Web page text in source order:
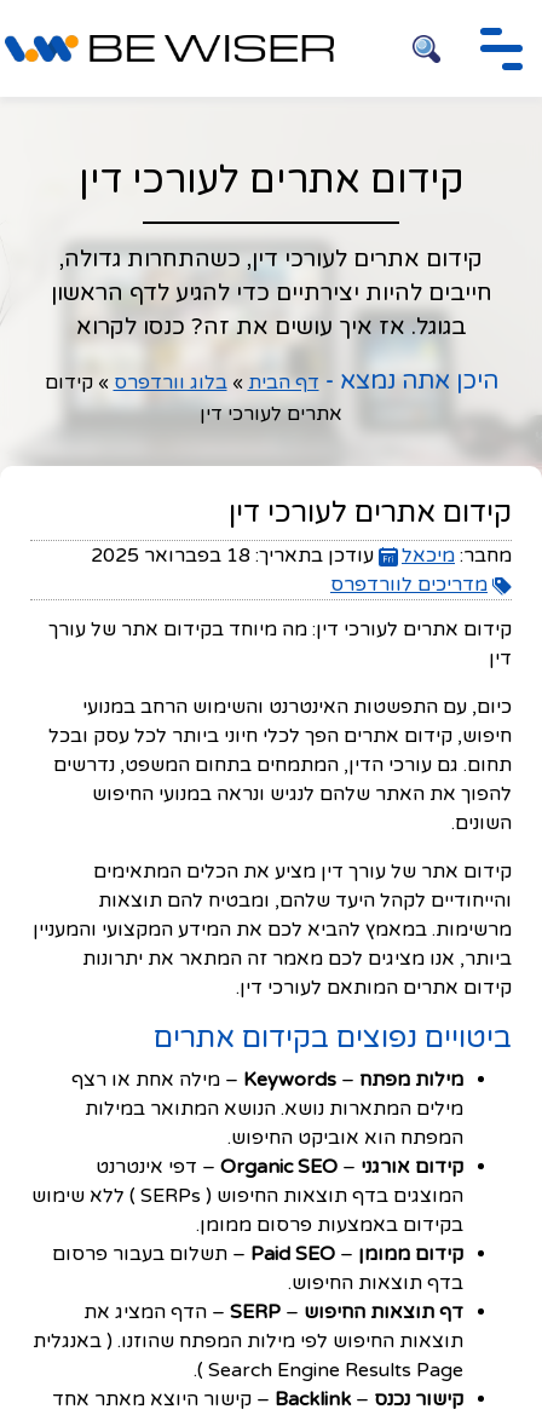
חיפוש
קידום אתרים לעורכי דין
קידום אתרים לעורכי דין, כשהתחרות גדולה,
חייבים להיות יצירתיים כדי להגיע לדף הראשון
בגוגל. אז איך עושים את זה? כנסו לקרוא
היכן אתה נמצא - דף הבית »בלוג וורדפרס »קידום
אתרים לעורכי דין
קידום אתרים לעורכי דין
מחבר: מיכאל עודכן בתאריך: 18 בפברואר 2025
מדריכים לוורדפרס
קידום אתרים לעורכי דין: מה מיוחד בקידום אתר של עורך
דין
כיום, עם התפשטות האינטרנט והשימוש הרחב במנועי
חיפוש, קידום אתרים הפך לכלי חיוני ביותר לכל עסק ובכל
תחום. גם עורכי הדין, המתמחים בתחום המשפט, נדרשים
להפוך את האתר שלהם לנגיש ונראה במנועי החיפוש
השונים.
קידום אתר של עורך דין מציע את הכלים המתאימים
והייחודיים לקהל היעד שלהם, ומבטיח להם תוצאות
מרשימות. במאמץ להביא לכם את המידע המקצועי והמעניין
ביותר, אנו מציגים לכם מאמר זה המתאר את יתרונות
קידום אתרים המותאם לעורכי דין.
ביטויים נפוצים בקידום אתרים
מילות מפתח –
Keywords – מילה אחת או רצף
מילים המתארות נושא. הנושא המתואר במילות
המפתח הוא אוביקט החיפוש.
קידום אורגני –
Organic SEO – דפי אינטרנט
המוצגים בדף תוצאות החיפוש ( SERPs ) ללא שימוש
בקידום באמצעות פרסום ממומן.
קידום ממומן –
Paid SEO – תשלום בעבור פרסום
בדף תוצאות החיפוש.
דף תוצאות החיפוש –
SERP – הדף המציג את
תוצאות החיפוש לפי מילות המפתח שהוזנו. ( באנגלית
Search Engine Results Page ).
קישור נכנס –
Backlink – קישור היוצא מאתר אחד